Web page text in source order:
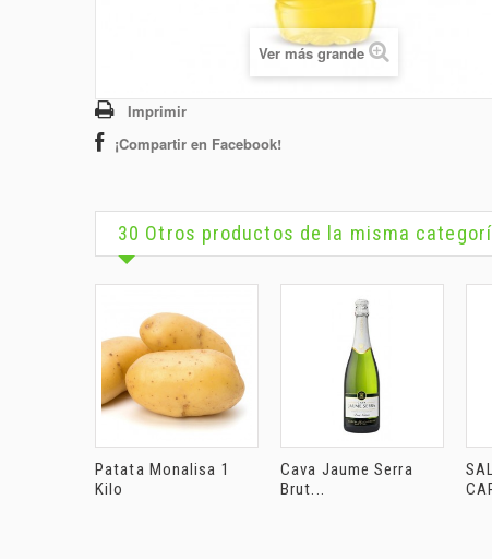
Ver más grande
Imprimir
¡Compartir en Facebook!
30 Otros productos de la misma
Patata Monalisa 1
Kilo
Cava Jaume Serra
Brut...